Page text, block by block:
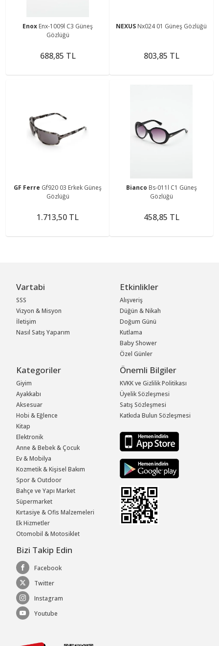
Enox Enx-1009l C3 Güneş
Gözlüğü
688,85 TL
NEXUS Nx024 01 Güneş Gözlüğü
803,85 TL
GF Ferre Gf920 03 Erkek Güneş
Gözlüğü
1.713,50 TL
Bianco Bs-011l C1 Güneş
Gözlüğü
458,85 TL
Vartabi
SSS
Vizyon & Misyon
İletişim
Nasıl Satış Yaparım
Etkinlikler
Alışveriş
Düğün & Nikah
Doğum Günü
Kutlama
Baby Shower
Özel Günler
Kategoriler
Giyim
Ayakkabı
Aksesuar
Hobi & Eğlence
Kitap
Elektronik
Anne & Bebek & Çocuk
Ev & Mobilya
Kozmetik & Kişisel Bakım
Spor & Outdoor
Bahçe ve Yapı Market
Süpermarket
Kırtasiye & Ofis Malzemeleri
Ek Hizmetler
Otomobil & Motosiklet
Önemli Bilgiler
KVKK ve Gizlilik Politikası
Üyelik Sözleşmesi
Satış Sözleşmesi
Katkıda Bulun Sözleşmesi
Bizi Takip Edin
Facebook
Twitter
Instagram
Youtube